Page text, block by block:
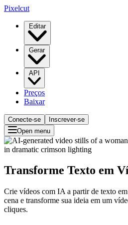
Pixelcut
Editar
Gerar
API
Preços
Baixar
Conecte-se
Inscrever-se
Open menu
Transforme Texto em
Crie vídeos com IA a partir de texto
cena e transforme sua ideia em um
cliques.